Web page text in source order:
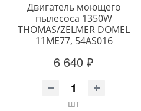
Двигатель моющего
пылесоса 1350W
THOMAS/ZELMER DOMEL
11ME77, 54AS016
6 640 ₽
шт